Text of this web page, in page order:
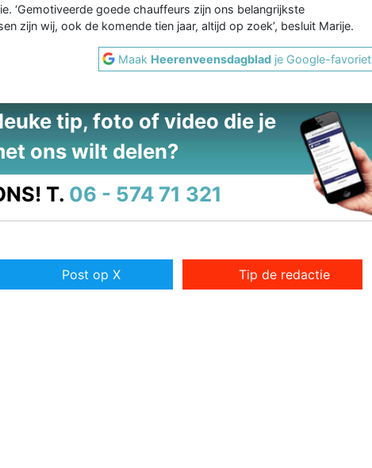
‘Gemotiveerde goede chauffeurs zijn ons belangrijkste
zijn wij, ook de komende tien jaar, altijd op zoek’, besluit Marije.
Maak Heerenveensdagblad je Google-favoriet
tip, foto of video die je
ons wilt delen?
T. 06 - 574 71 321
Post op X Tip de redactie